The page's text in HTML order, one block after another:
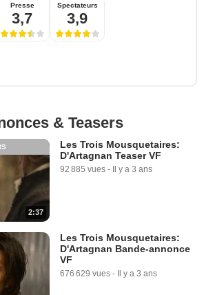
Presse
3,7
Spectateurs
3,9
& Teasers
2:37
Les Trois Mousquetaires:
D'Artagnan Teaser VF
92 885 vues - Il y a 3 ans
Les Trois Mousquetaires:
D'Artagnan Bande-annonce
VF
676 629 vues - Il y a 3 ans